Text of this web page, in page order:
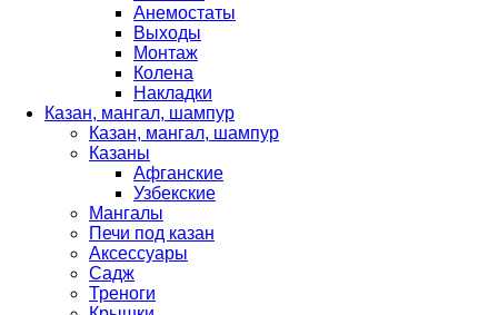
Анемостаты
Выходы
Монтаж
Колена
Накладки
Казан, мангал, шампур
Казан, мангал, шампур
Казаны
Афганские
Узбекские
Мангалы
Печи под казан
Аксессуары
Садж
Треноги